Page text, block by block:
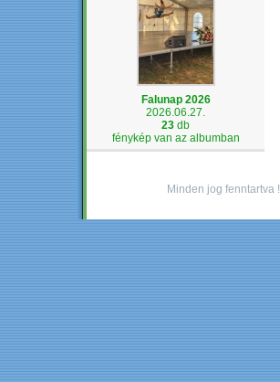
Falunap 2026
2026.06.27.
23 db
fénykép van az albumban
Minden jog fenntartva !